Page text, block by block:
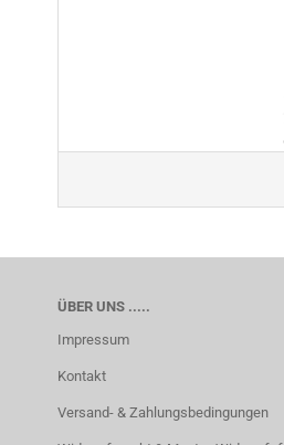
ÜBER UNS .....
Impressum
Kontakt
Versand- & Zahlungsbedingungen